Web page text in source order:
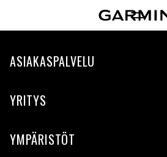
ASIAKASPALVELU
YRITYS
YMPÄRISTÖT